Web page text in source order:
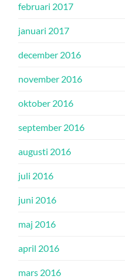
februari 2017
januari 2017
december 2016
november 2016
oktober 2016
september 2016
augusti 2016
juli 2016
juni 2016
maj 2016
april 2016
mars 2016